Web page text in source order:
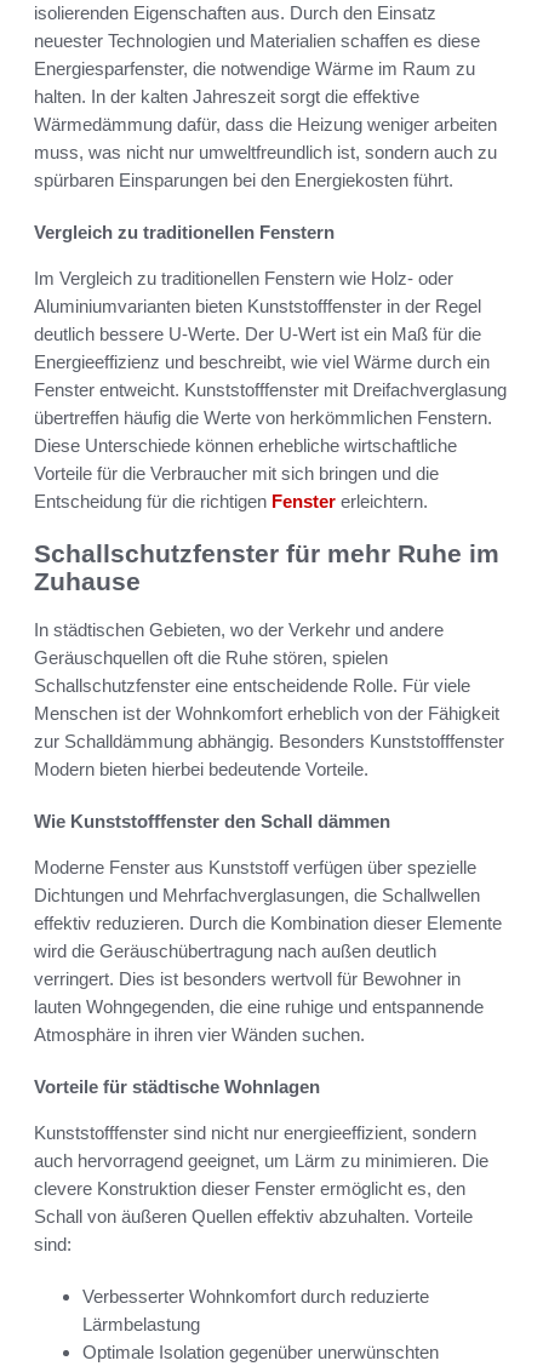
isolierenden Eigenschaften aus. Durch den Einsatz
neuester Technologien und Materialien schaffen es diese
Energiesparfenster, die notwendige Wärme im Raum zu
halten. In der kalten Jahreszeit sorgt die effektive
Wärmedämmung dafür, dass die Heizung weniger arbeiten
muss, was nicht nur umweltfreundlich ist, sondern auch zu
spürbaren Einsparungen bei den Energiekosten führt.
Vergleich zu traditionellen Fenstern
Im Vergleich zu traditionellen Fenstern wie Holz- oder
Aluminiumvarianten bieten Kunststofffenster in der Regel
deutlich bessere U-Werte. Der U-Wert ist ein Maß für die
Energieeffizienz und beschreibt, wie viel Wärme durch ein
Fenster entweicht. Kunststofffenster mit Dreifachverglasung
übertreffen häufig die Werte von herkömmlichen Fenstern.
Diese Unterschiede können erhebliche wirtschaftliche
Vorteile für die Verbraucher mit sich bringen und die
Entscheidung für die richtigen Fenster erleichtern.
Schallschutzfenster für mehr Ruhe im
Zuhause
In städtischen Gebieten, wo der Verkehr und andere
Geräuschquellen oft die Ruhe stören, spielen
Schallschutzfenster eine entscheidende Rolle. Für viele
Menschen ist der Wohnkomfort erheblich von der Fähigkeit
zur Schalldämmung abhängig. Besonders Kunststofffenster
Modern bieten hierbei bedeutende Vorteile.
Wie Kunststofffenster den Schall dämmen
Moderne Fenster aus Kunststoff verfügen über spezielle
Dichtungen und Mehrfachverglasungen, die Schallwellen
effektiv reduzieren. Durch die Kombination dieser Elemente
wird die Geräuschübertragung nach außen deutlich
verringert. Dies ist besonders wertvoll für Bewohner in
lauten Wohngegenden, die eine ruhige und entspannende
Atmosphäre in ihren vier Wänden suchen.
Vorteile für städtische Wohnlagen
Kunststofffenster sind nicht nur energieeffizient, sondern
auch hervorragend geeignet, um Lärm zu minimieren. Die
clevere Konstruktion dieser Fenster ermöglicht es, den
Schall von äußeren Quellen effektiv abzuhalten. Vorteile
sind:
Verbesserter Wohnkomfort durch reduzierte
Lärmbelastung
Optimale Isolation gegenüber unerwünschten